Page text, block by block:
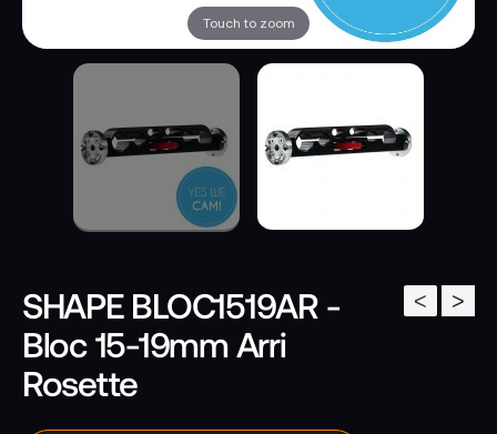
Touch to zoom
>
<
SHAPE BLOC1519AR -
Bloc 15-19mm Arri
Rosette